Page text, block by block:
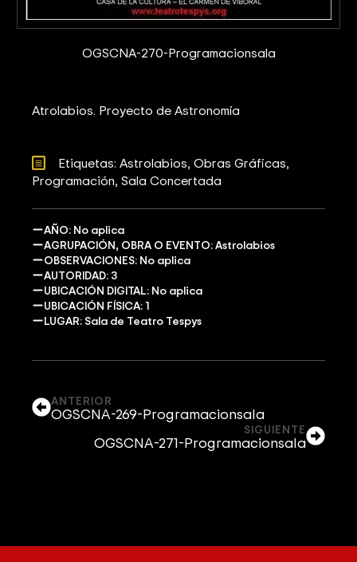
OGSCNA-270-Programacionsala
Atrolabios. Proyecto de Astronomía
Etiquetas: Astrolabios Obras Gráficas
Programación Sala Concertada
AÑO: No aplica
AGRUPACIÓN, OBRA O EVENTO: Astrolabios
OBSERVACIONES: No aplica
AUTORIDAD: 3
UBICACIÓN DIGITAL: No aplica
UBICACIÓN FÍSICA: 1
LUGAR: Sala de Teatro Tespys
ANTERIOR
OGSCNA-269-Programacionsala
SIGUIENTE
OGSCNA-271-Programacionsala